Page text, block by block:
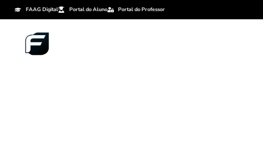
FAAG Digital Portal do Aluno Portal do Professor